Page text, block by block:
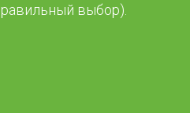
выбор).